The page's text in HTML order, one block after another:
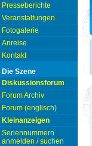
Presseberichte
Veranstaltungen
Fotogalerie
Anreise
Kontakt
Die Szene
Diskussionsforum
Forum Archiv
Forum (englisch)
Kleinanzeigen
Seriennummern
anmelden / suchen